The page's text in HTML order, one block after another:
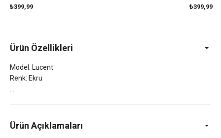
₺399,99 ₺399,99
Ürün Özellikleri
Model: Lucent
Renk: Ekru
Ürün Açıklamaları